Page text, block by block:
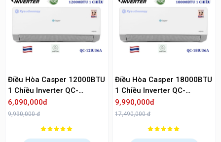
Điều Hòa Casper 12000BTU
1 Chiều Inverter QC-
12IU36A
6,090,000đ
9,990,000 đ
Điều Hòa Casper 18000BTU
1 Chiều Inverter QC-
18IU36A
9,990,000đ
17,490,000 đ